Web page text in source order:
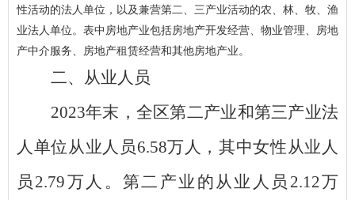
性活动的法人单位，以及兼营第二、三产业活动的农、林、牧、渔
业法人单位。表中房地产业包括房地产开发经营、物业管理、房地
产中介服务、房地产租赁经营和其他房地产业。
二、从业人员
2023年末，全区第二产业和第三产业法
人单位从业人员6.58万人，其中女性从业人
员 2.79万人。第二产业的从业人员 2.12万